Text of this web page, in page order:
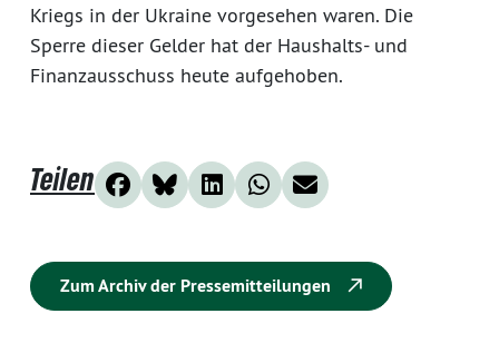
Kriegs in der Ukraine vorgesehen waren. Die
Sperre dieser Gelder hat der Haushalts- und
Finanzausschuss heute aufgehoben.
Teilen
Zum Archiv der Pressemitteilungen